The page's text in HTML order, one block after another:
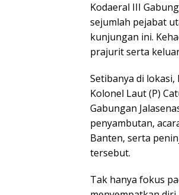
Kodaeral III
sejumlah pejabat
kunjungan ini.
prajurit serta
Setibanya di
Kolonel Laut (P)
Gabungan
penyambutan,
Banten, serta
tersebut.
Tak hanya fokus